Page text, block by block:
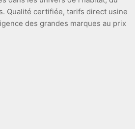
Qualité certifiée, tarifs direct usine
des grandes marques au prix